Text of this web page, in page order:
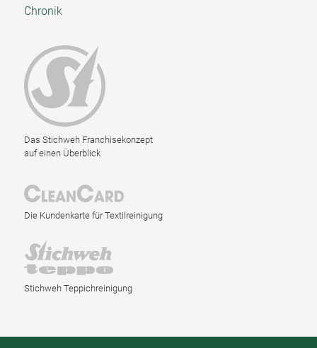
Chronik
Das Stichweh Franchisekonzept
auf einen Überblick
Die Kundenkarte für Textilreinigung
Stichweh Teppichreinigung